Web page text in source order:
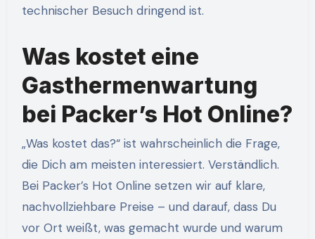
technischer Besuch dringend ist.
Was kostet eine
Gasthermenwartung
bei Packer’s Hot Online?
„Was kostet das?“ ist wahrscheinlich die Frage,
die Dich am meisten interessiert. Verständlich.
Bei Packer’s Hot Online setzen wir auf klare,
nachvollziehbare Preise – und darauf, dass Du
vor Ort weißt, was gemacht wurde und warum